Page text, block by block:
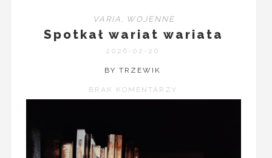
VARIA , WOJENNE
Spotkał wariat wariata
2026-02-20
BY TRZEWIK
BRAK KOMENTARZY